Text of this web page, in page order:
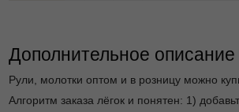
Дополнительное описание
Рули, молотки оптом и в розницу можно
Алгоритм заказа лёгок и понятен: 1)